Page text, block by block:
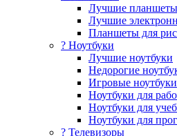
Лучшие планшеты
Лучшие
Планшеты для
? Ноутбуки
Лучшие ноутбуки
Недорогие
Игровые ноутбуки
Ноутбуки для
Ноутбуки для
Ноутбуки для
? Телевизоры